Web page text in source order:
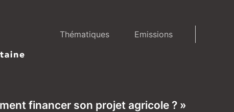
Thématiques Emissions
financer son projet agricole ? »